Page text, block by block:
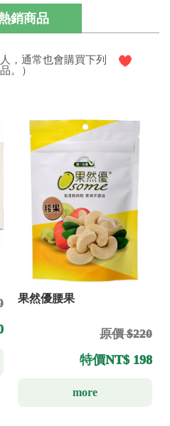
銷商品
，通常也會購買下列
。）
果然優腰果
原價 $220
特價NT$ 198
more